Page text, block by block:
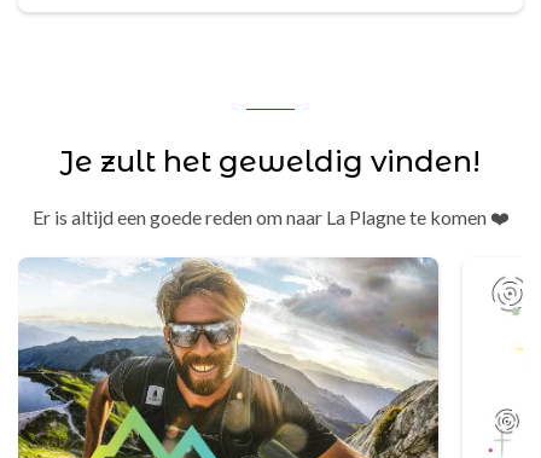
Je zult het geweldig vinden!
Er is altijd een goede reden om naar La Plagne te komen ❤️